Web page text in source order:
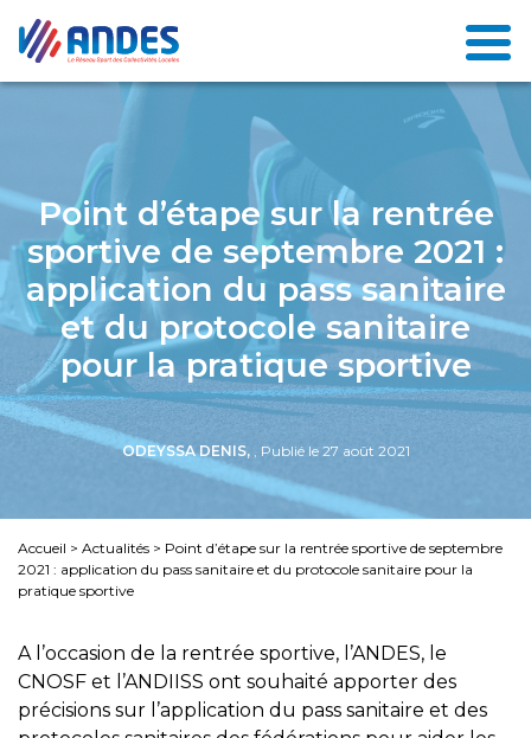
Point d’étape sur la rentrée
sportive de septembre 2021 :
application du pass sanitaire
et du protocole sanitaire
pour la pratique sportive
ODEYSSA DENIS, , Publié le 27 août 2021
Accueil > Actualités > Point d’étape sur la rentrée sportive de septembre
2021 : application du pass sanitaire et du protocole sanitaire pour la
pratique sportive
A l’occasion de la rentrée sportive, l’ANDES, le
CNOSF et l’ANDIISS ont souhaité apporter des
précisions sur l’application du pass sanitaire et des